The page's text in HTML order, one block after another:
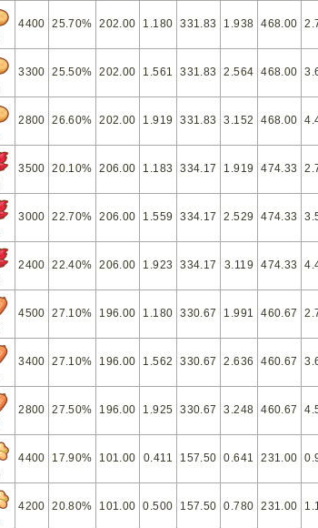
4400 25.70% 202.00 1.180 331.83 1.938 468.00
3300 25.50% 202.00 1.561 331.83 2.564 468.00
2800 26.60% 202.00 1.919 331.83 3.152 468.00
3500 20.10% 206.00 1.183 334.17 1.919 474.33
3000 22.70% 206.00 1.559 334.17 2.529 474.33
2400 22.40% 206.00 1.923 334.17 3.119 474.33
4500 27.10% 196.00 1.180 330.67 1.991 460.67
3400 27.10% 196.00 1.562 330.67 2.636 460.67
2800 27.50% 196.00 1.925 330.67 3.248 460.67
4400 17.90% 101.00 0.411 157.50 0.641 231.00
4200 20.80% 101.00 0.500 157.50 0.780 231.00